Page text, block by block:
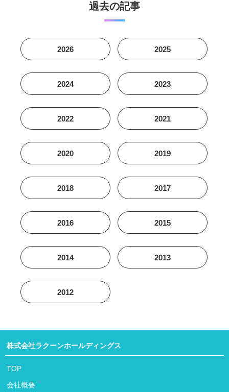
過去の記事
2026 2025
2024 2023
2022 2021
2020 2019
2018 2017
2016 2015
2014 2013
2012
株式会社ラクーンホールディングス
TOP
会社概要